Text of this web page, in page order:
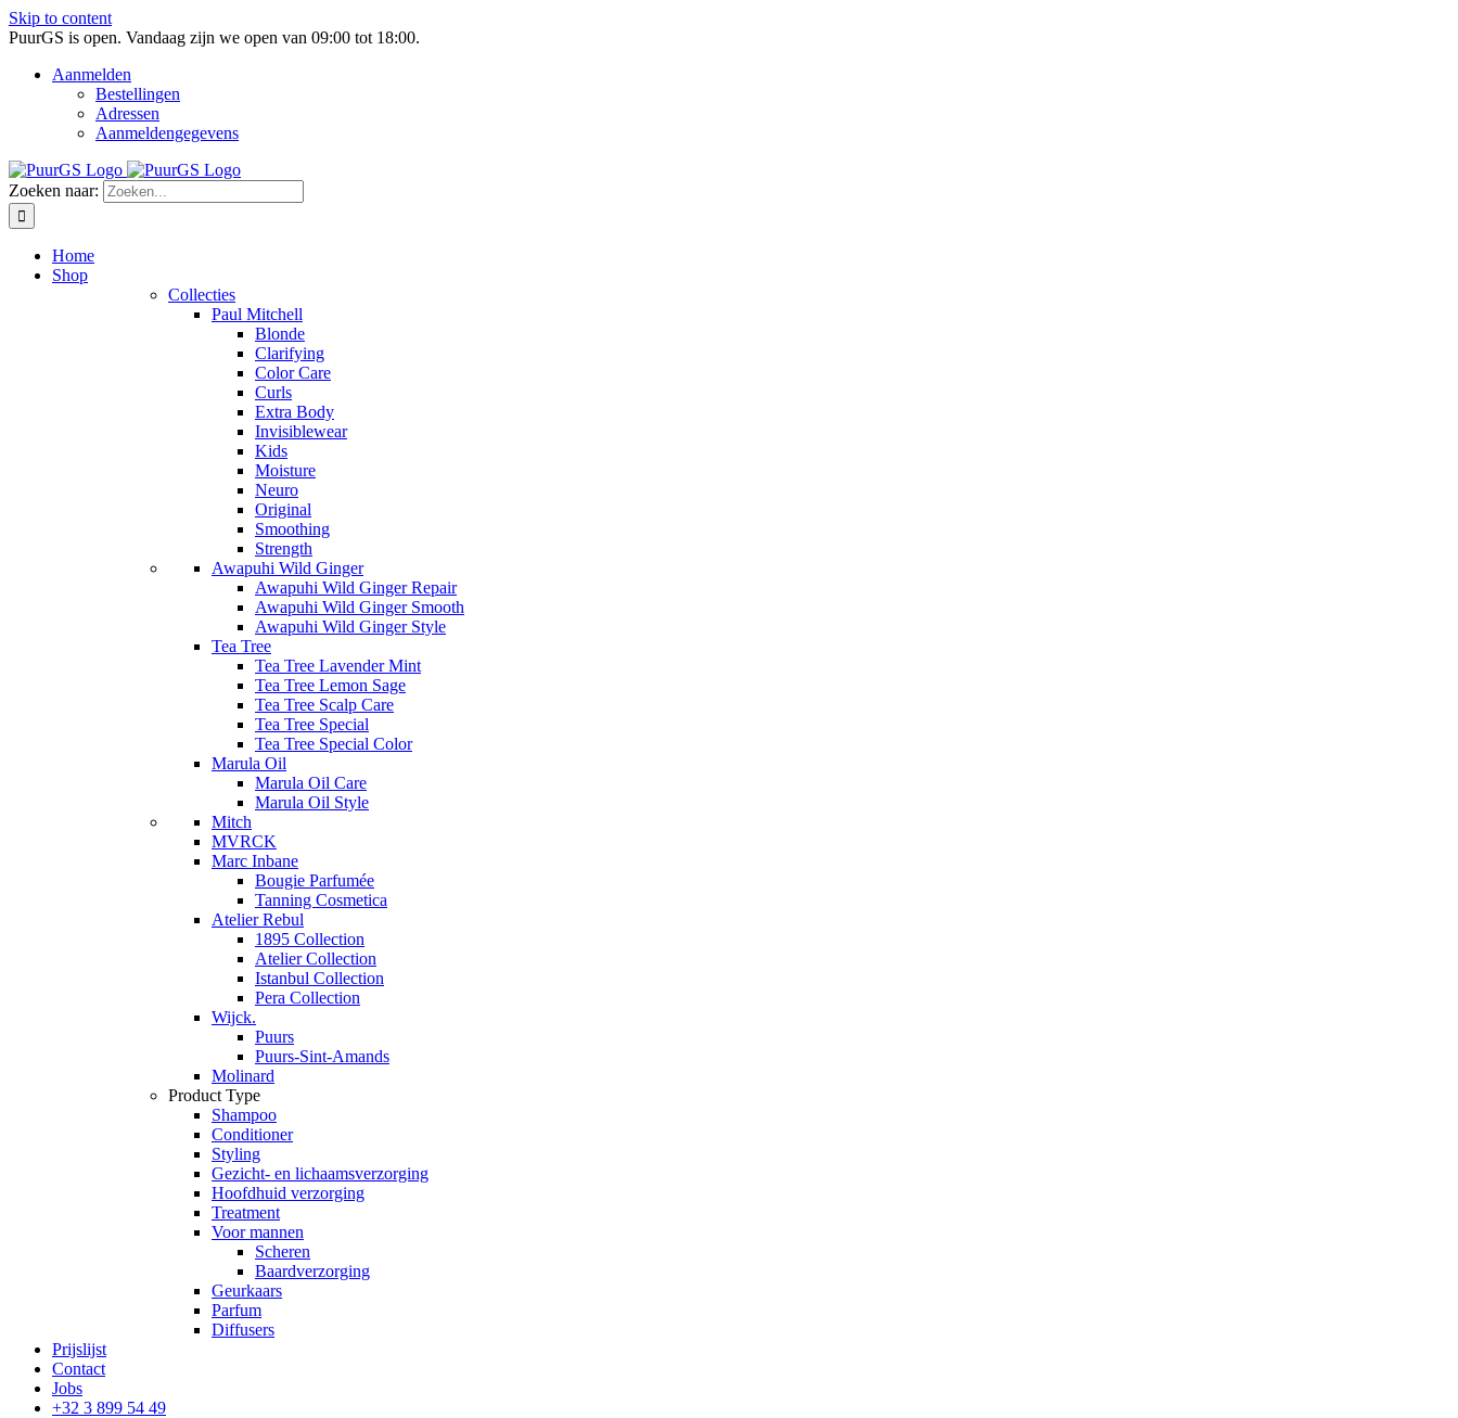
Skip to content
PuurGS is open. Vandaag zijn we open van 09:00 tot 18:00.
Aanmelden
Bestellingen
Adressen
Aanmeldengegevens
Zoeken naar:
Home
Shop
Collecties
Paul Mitchell
Blonde
Clarifying
Color Care
Curls
Extra Body
Invisiblewear
Kids
Moisture
Neuro
Original
Smoothing
Strength
Awapuhi Wild Ginger
Awapuhi Wild Ginger Repair
Awapuhi Wild Ginger Smooth
Awapuhi Wild Ginger Style
Tea Tree
Tea Tree Lavender Mint
Tea Tree Lemon Sage
Tea Tree Scalp Care
Tea Tree Special
Tea Tree Special Color
Marula Oil
Marula Oil Care
Marula Oil Style
Mitch
MVRCK
Marc Inbane
Bougie Parfumée
Tanning Cosmetica
Atelier Rebul
1895 Collection
Atelier Collection
Istanbul Collection
Pera Collection
Wijck.
Puurs
Puurs-Sint-Amands
Molinard
Product Type
Shampoo
Conditioner
Styling
Gezicht- en lichaamsverzorging
Hoofdhuid verzorging
Treatment
Voor mannen
Scheren
Baardverzorging
Geurkaars
Parfum
Diffusers
Prijslijst
Contact
Jobs
+32 3 899 54 49